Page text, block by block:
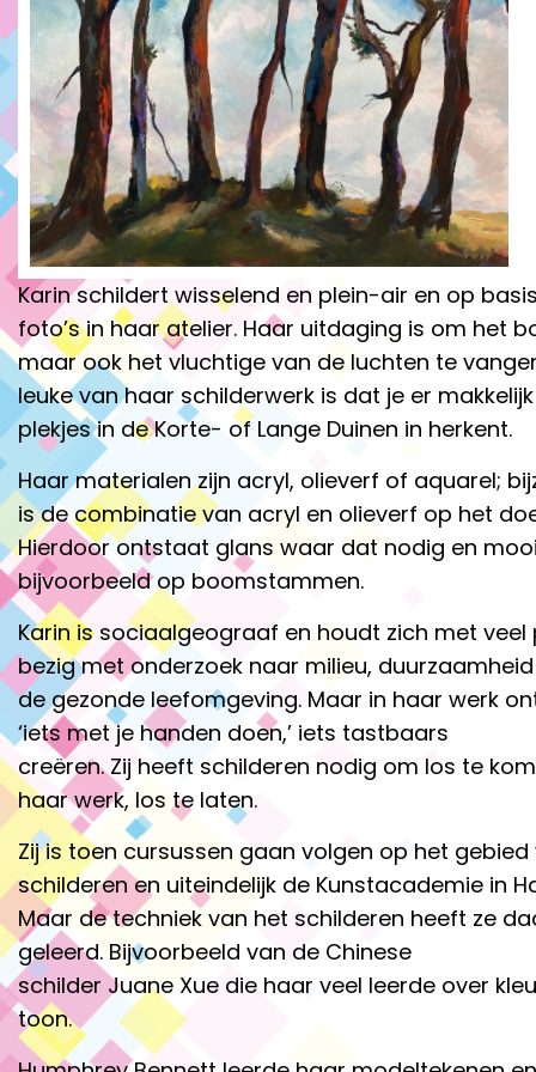
Karin schildert wisselend en plein-air en op
foto’s in haar atelier. Haar uitdaging is om het
maar ook het vluchtige van de luchten te
leuke van haar schilderwerk is dat je er makkelijk
plekjes in de Korte- of Lange Duinen in herkent.
Haar materialen zijn acryl, olieverf of aquarel;
is de combinatie van acryl en olieverf op het
Hierdoor ontstaat glans waar dat nodig en
bijvoorbeeld op boomstammen.
Karin is sociaalgeograaf en houdt zich met veel
bezig met onderzoek naar milieu,
de gezonde leefomgeving. Maar in haar werk
‘iets met je handen doen,’ iets tastbaars
creëren. Zij heeft schilderen nodig om los te
haar werk, los te laten.
Zij is toen cursussen gaan volgen op het gebied
schilderen en uiteindelijk de Kunstacademie in
Maar de techniek van het schilderen heeft ze
geleerd. Bijvoorbeeld van de Chinese
schilder Juane Xue die haar veel leerde over
toon.